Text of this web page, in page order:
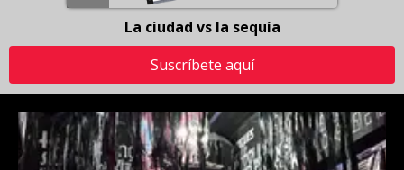
La ciudad vs la sequía
Suscríbete aquí